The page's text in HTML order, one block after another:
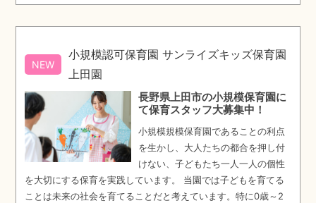
NEW
小規模認可保育園 サンライズキッズ保育園
上田園
長野県上田市の小規模保育園に
て保育スタッフ大募集中！
小規模規模保育園であることの利点
を生かし、大人たちの都合を押し付
けない、子どもたち一人一人の個性
を大切にする保育を実践しています。 当園では子どもを育てる
ことは未来の社会を育てることだと考えています。特に0歳～2